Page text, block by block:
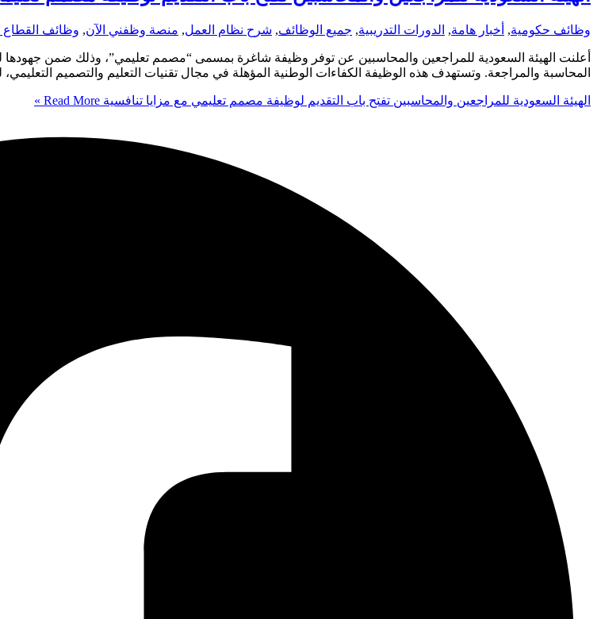
وظائف حكومية, أخبار هامة, الدورات التدريبية, جميع الوظائف, شرح نظام العمل, منصة وظفني الآن, وظائف القطاع
أعلنت الهيئة السعودية للمراجعين والمحاسبين عن توفر وظيفة شاغرة بمسمى “مصمم تعليمي”، وذلك ضمن جهودها
المحاسبة والمراجعة. وتستهدف هذه الوظيفة الكفاءات الوطنية المؤهلة في مجال تقنيات التعليم والتصميم
الهيئة السعودية للمراجعين والمحاسبين تفتح باب التقديم لوظيفة مصمم تعليمي مع مزايا تنافسية